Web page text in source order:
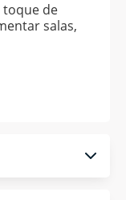
toque de
salas,